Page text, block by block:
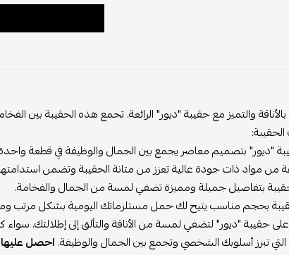
والتميز مع حقيبة "ديور" الرائعة. تجمع هذه الحقيبة بين
"ديور" بتصميم معاصر يجمع بين الجمال والوظيفة في قطعة
مواد ذات جودة عالية تعزز من متانة الحقيبة وتضمن
بتفاصيل جميلة ومميزة تضفي لمسة من الجمال والفخامة.
بحجم مناسب يتيح لك حمل مستلزماتك اليومية بشكل مرتب
حقيبة "ديور" لتضفي لمسة من الأناقة والتألق إلى إطلالتك. سواء
التي تبرز أسلوبك الشخصي وتجمع بين الجمال والوظيفة. احصل عليها